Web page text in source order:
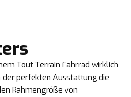
Tout Terrain Fahrrad wirklich
perfekten Ausstattung die
Rahmengröße von